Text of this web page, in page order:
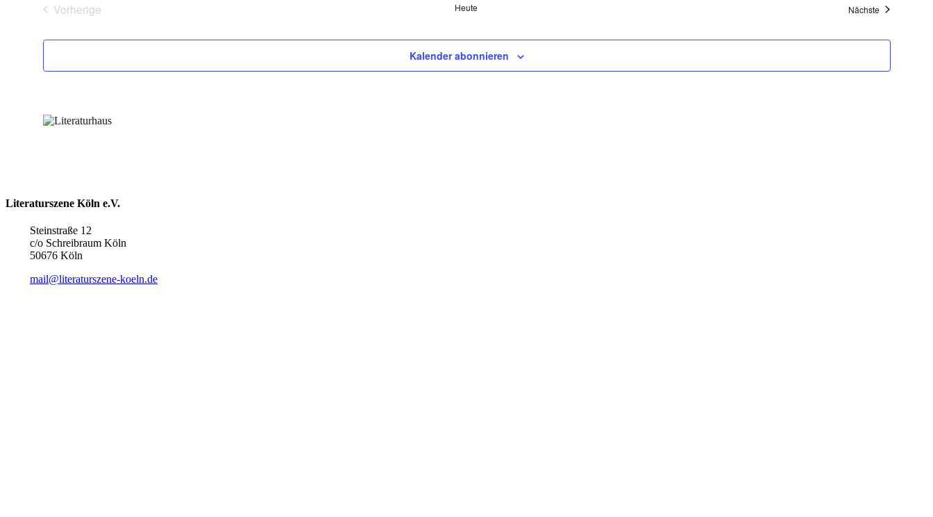
Vorherige
Heute Nächste
Kalender abonnieren
Literaturszene Köln e.V.
Steinstraße 12
c/o Schreibraum Köln
50676 Köln
mail@literaturszene-koeln.de